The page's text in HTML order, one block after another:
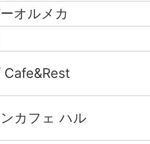
オルメカ
カフェ ハル